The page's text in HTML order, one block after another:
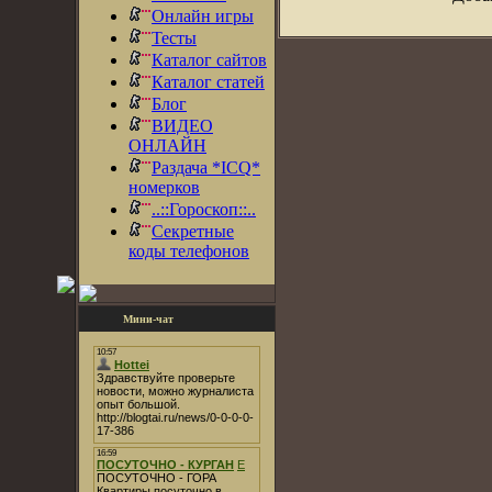
Онлайн игры
Тесты
Каталог сайтов
Каталог статей
Блог
ВИДЕО
ОНЛАЙН
Раздача *ICQ*
номерков
..::Гороскоп::..
Секретные
коды телефонов
Мини-чат